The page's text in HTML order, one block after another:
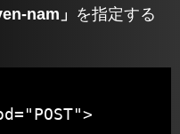
nam」 を指定する